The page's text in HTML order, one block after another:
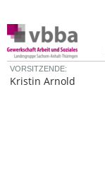
VORSITZENDE:
Kristin Arnold